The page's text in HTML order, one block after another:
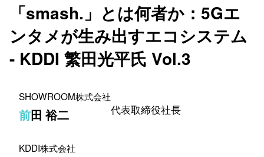
「smash.」とは何者か：5Gエ
ンタメが生み出すエコシステム
- KDDI 繁田光平氏 Vol.3
SHOWROOM株式会社
前田 裕二 代表取締役社長
KDDI株式会社